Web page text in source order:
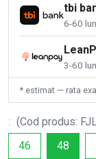
tbi
6-60
3-60
* estimat — rata
: (Cod produs:
46
48